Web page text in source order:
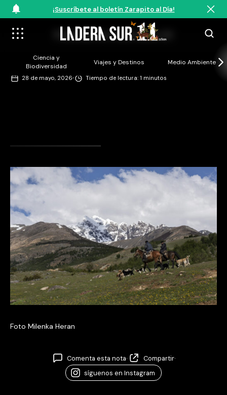
¡Suscríbete al boletín Zarapito al Día!
Ciencia y
Biodiversidad
Viajes y Destinos Medio Ambiente
Pobladores Australes 23
28 de mayo, 2026· Tiempo de lectura: 1 minutos
Foto Milenka Heran
Comenta esta nota· Compartir·
síguenos en Instagram